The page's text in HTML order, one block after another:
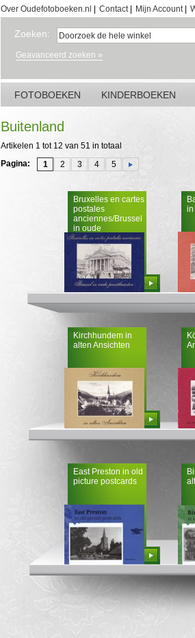
Over Oudefotoboeken.nl Contact| Mijn Account|
Zoeken:
Geavanceerd zoeken »
FOTOBOEKEN KINDERBOEKEN
Buitenland
Artikelen 1 tot 12 van 51 in totaal
Pagina:
1 2 3 4 5
Bruxelles en cartes
postales
anciennes/Brussel
in oude
prentkaarten
Bestellen
in
Kirchhundem in
alten Ansichten
Bestellen
East Preston in old
picture postcards
Bestellen